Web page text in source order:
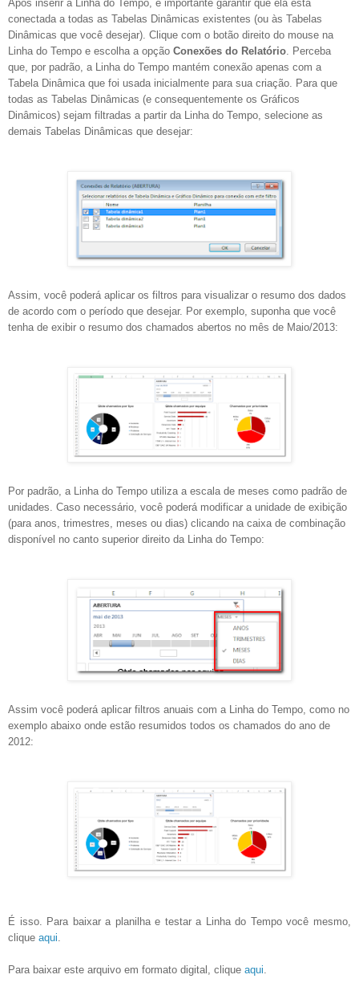
Após inserir a Linha do Tempo, é importante garantir que ela está
conectada a todas as Tabelas Dinâmicas existentes (ou às Tabelas
Dinâmicas que você desejar). Clique com o botão direito do mouse na
Linha do Tempo e escolha a opção Conexões do Relatório . Perceba
que, por padrão, a Linha do Tempo mantém conexão apenas com a
Tabela Dinâmica que foi usada inicialmente para sua criação. Para que
todas as Tabelas Dinâmicas (e consequentemente os Gráficos
Dinâmicos) sejam filtradas a partir da Linha do Tempo, selecione as
demais Tabelas Dinâmicas que desejar:
Assim, você poderá aplicar os filtros para visualizar o resumo dos dados
de acordo com o período que desejar. Por exemplo, suponha que você
tenha de exibir o resumo dos chamados abertos no mês de Maio/2013:
Por padrão, a Linha do Tempo utiliza a escala de meses como padrão de
unidades. Caso necessário, você poderá modificar a unidade de exibição
(para anos, trimestres, meses ou dias) clicando na caixa de combinação
disponível no canto superior direito da Linha do Tempo:
Assim você poderá aplicar filtros anuais com a Linha do Tempo, como no
exemplo abaixo onde estão resumidos todos os chamados do ano de
2012:
É isso. Para baixar a planilha e testar a Linha do Tempo você mesmo,
clique aqui
Para baixar este arquivo em formato digital, clique aqui